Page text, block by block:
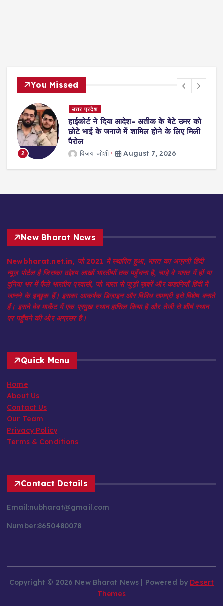
You Missed
दिल्ली
सुप्रीमकोर्ट: 4 साल की दुष्कर्म पीड़िता का
इलाज करने से किया था इनकार, अब अस्पताल
भरेंगे 12 लाख जुर्माना
jagmohan kholiya
New Bharat News
Newbharat.net.in, जो 2021 में स्थापित हुआ, भारत का अग्रणी हिंदी
न्यूज़ पोर्टल है जिसका उद्देश्य लाखों भारतीयों तक पहुँचना है, चाहे वे भारत में हों या
दुनिया भर में फैले भारतीय प्रवासी, जो भारत से जुड़ी ख़बरें और कहानियाँ हिंदी में
जानने के इच्छुक हैं। इसका आकर्षक डिज़ाइन और विविध सामग्री इसे विशेष बनाते
हैं। इसने वेब मार्केट में एक प्रमुख स्थान हासिल किया है और तेजी से शीर्ष स्थान
Quick Menu
Home
About Us
Contact Us
Our Team
Privacy Policy
Contact Details
Copyright © 2026 New Bharat News | Powered by